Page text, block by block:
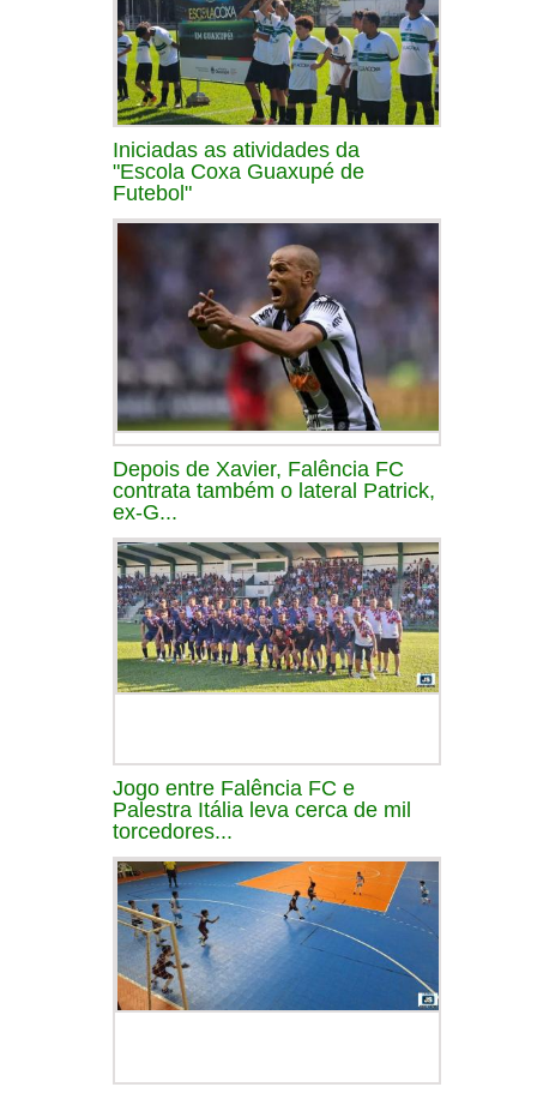
Iniciadas as atividades da
"Escola Coxa Guaxupé de
Futebol"
Depois de Xavier, Falência FC
contrata também o lateral Patrick,
ex-G...
Jogo entre Falência FC e
Palestra Itália leva cerca de mil
torcedores...